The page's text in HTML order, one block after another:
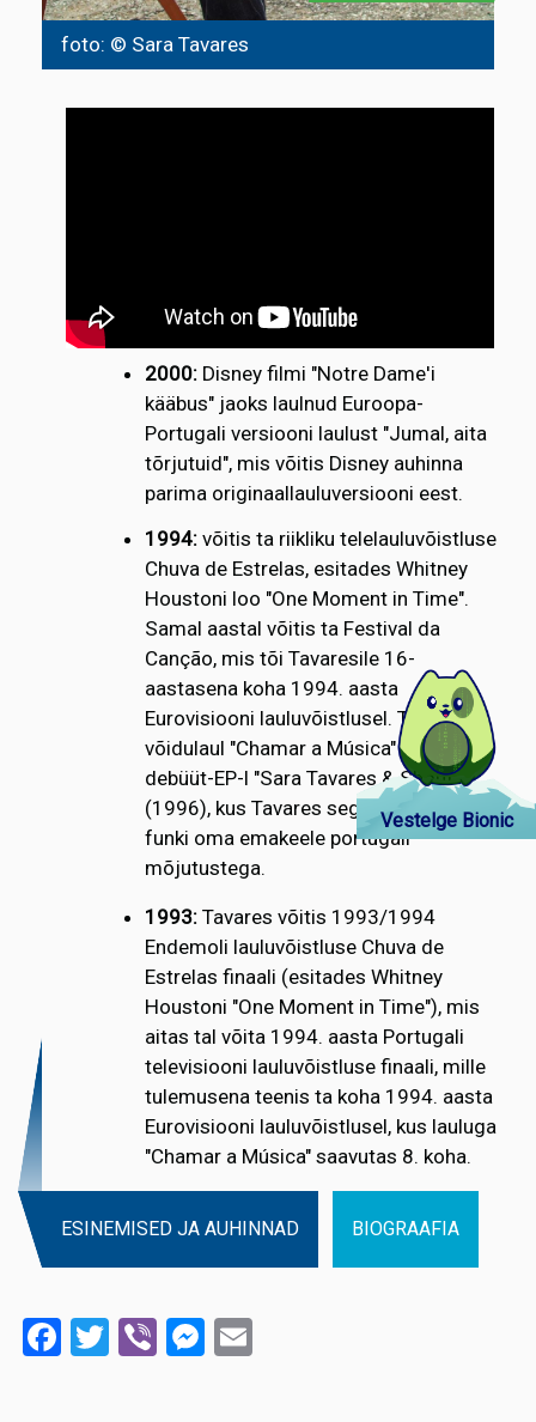
foto: © Sara Tavares
2000: Disney filmi "Notre Dame'i
kääbus" jaoks laulnud Euroopa-
Portugali versiooni laulust "Jumal, aita
tõrjutuid", mis võitis Disney auhinna
parima originaallauluversiooni eest.
1994:võitis ta riikliku telelauluvõistluse
Chuva de Estrelas, esitades Whitney
Houstoni loo "One Moment in Time".
Samal aastal võitis ta Festival da
Canção, mis tõi Tavaresile 16-
aastasena koha 1994. aasta
Eurovisiooni lauluvõistlusel. Tema
võidulaul "Chamar a Música" oli tema
debüüt-EP-l "Sara Tavares & Shout"
(1996), kus Tavares segas gospelit ja
funki oma emakeele portugali
mõjutustega.
1993:Tavares võitis 1993/1994
Endemoli lauluvõistluse Chuva de
Estrelas finaali (esitades Whitney
Houstoni "One Moment in Time"), mis
aitas tal võita 1994. aasta Portugali
televisiooni lauluvõistluse finaali, mille
tulemusena teenis ta koha 1994. aasta
Eurovisiooni lauluvõistlusel, kus lauluga
"Chamar a Música" saavutas 8. koha.
ESINEMISED JA AUHINNAD BIOGRAAFIA
Facebook
Twitter
ViberMessenger
Vestelge Bionic